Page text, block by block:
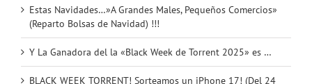
Estas Navidades…»A Grandes Males, Pequeños Comercios»
(Reparto Bolsas de Navidad) !!!
Y La Ganadora del la «Black Week de Torrent 2025» es …
BLACK WEEK TORRENT! Sorteamos un iPhone 17! (Del 24